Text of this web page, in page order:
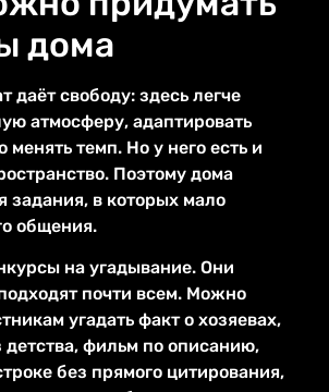
дома
свободу: здесь легче
атмосферу, адаптировать
менять темп. Но у него есть и
Поэтому дома
задания, в которых мало
общения.
на угадывание. Они
почти всем. Можно
угадать факт о хозяевах,
детства, фильм по описанию,
без прямого цитирования,